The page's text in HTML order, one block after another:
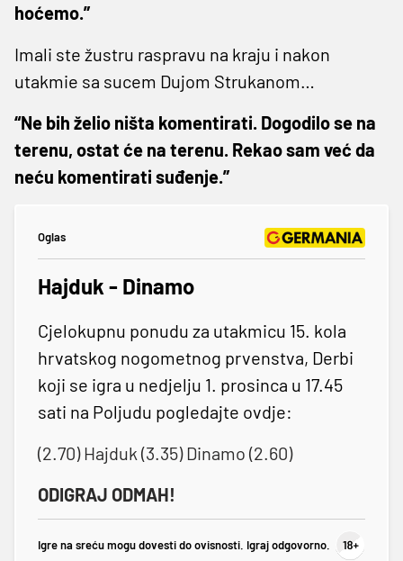
hoćemo.”
Imali ste žustru raspravu na kraju i nakon
utakmie sa sucem Dujom Strukanom…
“Ne bih želio ništa komentirati. Dogodilo se na
terenu, ostat će na terenu. Rekao sam već da
neću komentirati suđenje.”
Oglas
Hajduk - Dinamo
Cjelokupnu ponudu za utakmicu 15. kola
hrvatskog nogometnog prvenstva, Derbi
koji se igra u nedjelju 1. prosinca u 17.45
sati na Poljudu pogledajte ovdje:
(2.70) Hajduk (3.35) Dinamo (2.60)
ODIGRAJ ODMAH!
Igre na sreću mogu dovesti do ovisnosti. Igraj odgovorno.